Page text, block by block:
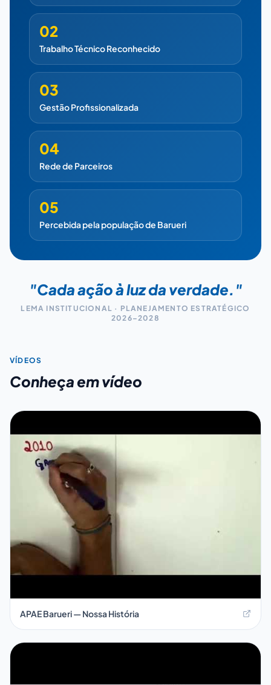
02
Trabalho Técnico Reconhecido
03
Gestão Profissionalizada
04
Rede de Parceiros
05
Percebida pela população de Barueri
"Cada ação à luz da verdade."
LEMA INSTITUCIONAL · PLANEJAMENTO ESTRATÉGICO
2026–2028
VÍDEOS
Conheça em vídeo
APAE Barueri — Nossa História